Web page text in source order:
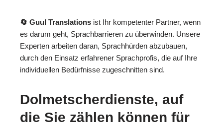
🔄 Guul Translations ist Ihr kompetenter Partner, wenn
es darum geht, Sprachbarrieren zu überwinden. Unsere
Experten arbeiten daran, Sprachhürden abzubauen,
durch den Einsatz erfahrener Sprachprofis, die auf Ihre
individuellen Bedürfnisse zugeschnitten sind.
Dolmetscherdienste, auf
die Sie zählen können für